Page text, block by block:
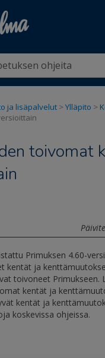
ja lisäpalvelut >Ylläpito >
toivomat
Primuksen 4.60-
kentät ja
toivoneet Primukseen.
kentät ja
kentät ja
koskevissa ohjeissa.